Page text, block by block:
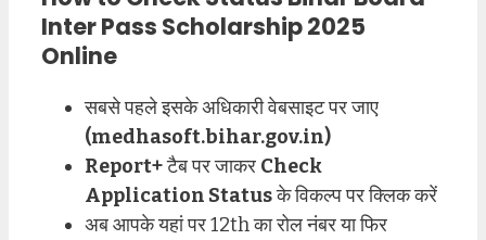
Inter Pass Scholarship 2025
Online
सबसे पहले इसके अधिकारी वेबसाइट पर जाए
(medhasoft.bihar.gov.in)
Report+टैब पर जाकर Check
Application Statusके विकल्प पर क्लिक करें
अब आपके यहां पर 12th का रोल नंबर या फिर